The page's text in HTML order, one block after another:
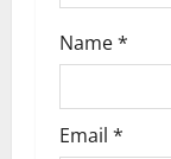
Name*
Email *